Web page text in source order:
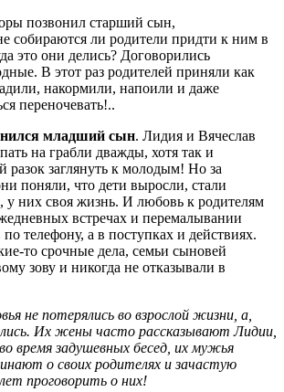
позвонил старший сын,
собираются ли родители придти к ним в
это они делись? Договорились
В этот раз родителей приняли как
накормили, напоили и даже
переночевать!..
младший сын. Лидия и Вячеслав
на грабли дважды, хотя так и
заглянуть к молодым! Но за
поняли, что дети выросли, стали
у них своя жизнь. И любовь к родителям
встречах и перемалывании
телефону, а в поступках и действиях.
то срочные дела, семьи сыновей
зову и никогда не отказывали в
не потерялись во взрослой жизни, а,
Их жены часто рассказывают Лидии,
время задушевных бесед, их мужья
о своих родителях и зачастую
проговорить о них!